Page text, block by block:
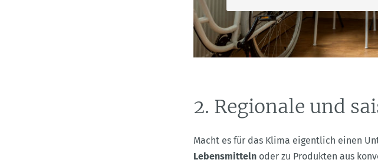
2. Regionale und
Macht es für das Klima eigentlich einen
Lebensmitteln oder zu Produkten aus